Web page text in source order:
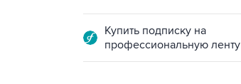
Купить подписку на
профессиональную ленту